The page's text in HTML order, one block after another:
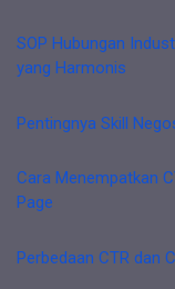
SOP Hubungan
yang Harmonis
Pentingnya Skill
Cara Menempatkan
Page
Perbedaan CTR dan